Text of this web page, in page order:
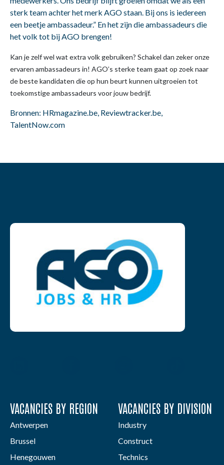
sterk team achter het merk AGO staan. Bij ons is iedereen
een beetje ambassadeur.” En het zijn die ambassadeurs die
het volk tot bij AGO brengen!
Kan je zelf wel wat extra volk gebruiken? Schakel dan zeker onze
ervaren ambassadeurs in! AGO’s sterke team gaat op zoek naar
de beste kandidaten die op hun beurt kunnen uitgroeien tot
toekomstige ambassadeurs voor jouw bedrijf.
Bronnen: HRmagazine.be, Reviewtracker.be,
TalentNow.com
VACANCIES BY REGION
Antwerpen
Brussel
Henegouwen
VACANCIES BY DIVISION
Industry
Construct
Technics